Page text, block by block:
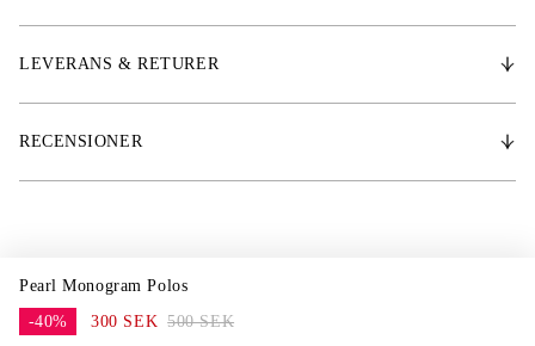
LEVERANS & RETURER
RECENSIONER
Pearl Monogram Polos
-40%
300 SEK 500 SEK